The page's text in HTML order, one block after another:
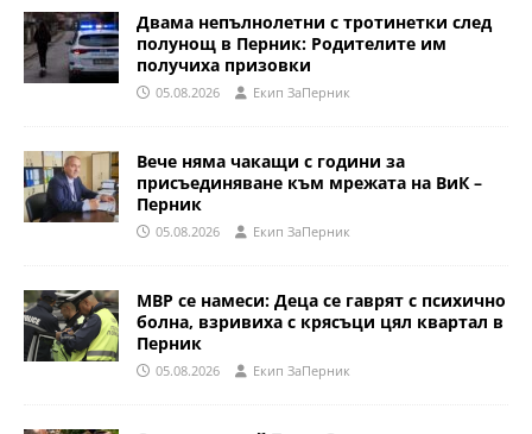
Двама непълнолетни с тротинетки след
полунощ в Перник: Родителите им
получиха призовки
05.08.2026 Eкип ЗаПерник
Вече няма чакащи с години за
присъединяване към мрежата на ВиК –
Перник
05.08.2026 Eкип ЗаПерник
МВР се намеси: Деца се гаврят с психично
болна, взривиха с крясъци цял квартал в
Перник
05.08.2026 Eкип ЗаПерник